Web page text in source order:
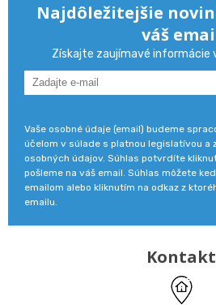
Najdôležitejšie
váš
Získajte zaujímavé informácie
Vaše osobné údaje (email) budeme
účelom v súlade s platnou legislatívou a
osobných údajov. Súhlas potvrdíte
pošleme na váš email. Súhlas môžete
emailom alebo kliknutím na odkaz z
emailu.
Kontakt